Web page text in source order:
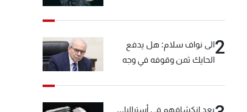
2الى نواف سلام: هل يدفع
الحايك ثمن وقوفه في وجه
بعد انكشافهم في أستراليا...